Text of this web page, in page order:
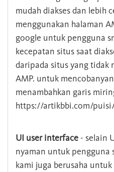
mudah diakses dan lebih
menggunakan halaman
google untuk pengguna
kecepatan situs saat
daripada situs yang tidak
AMP. untuk
menambahkan garis
https://artikbbi.com/
UI user interface - selain
nyaman untuk pengguna
kami juga berusaha